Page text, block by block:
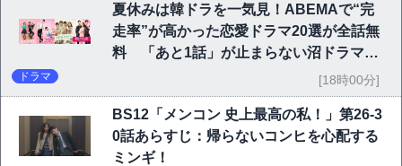
夏休みは韓ドラを一気見！ABEMAで“完
走率”が高かった恋愛ドラマ20選が全話無
料 「あと1話」が止まらない沼ドラマを
ドラマ [18時00分]
BS12「メンコン 史上最高の私！」第26-3
0話あらすじ：帰らないコンヒを心配する
ミンギ！